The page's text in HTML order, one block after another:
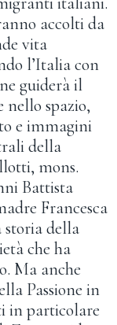
accolti da
vita
l’Italia con
guiderà il
nello spazio,
e immagini
della
mons.
Battista
Francesca
storia della
che ha
Ma anche
Passione in
in particolare